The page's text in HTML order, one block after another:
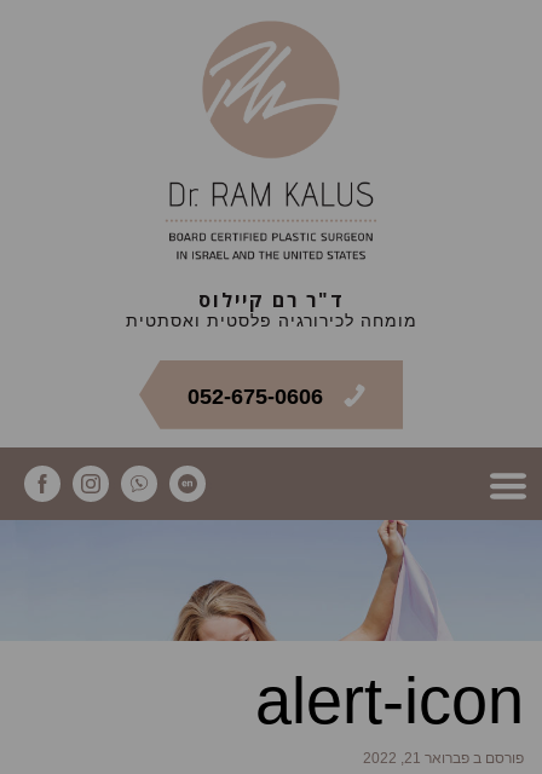
ד"ר רם קיילוס
מומחה לכירורגיה פלסטית ואסתטית
052-675-0606
alert-icon
פורסם ב פברואר 21, 2022